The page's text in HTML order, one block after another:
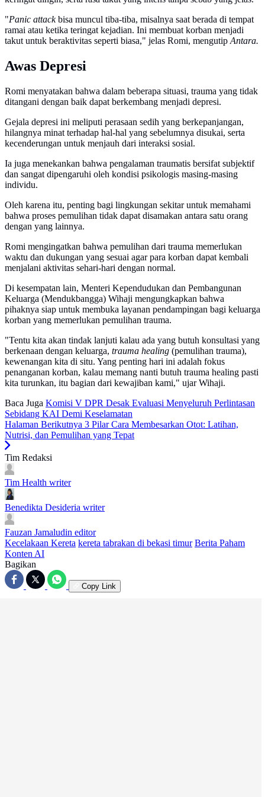
"Panic attackbisa muncul tiba-tiba, misalnya saat berada di tempat
ramai atau ketika teringat kejadian. Ini membuat korban menjadi
takut untuk beraktivitas seperti biasa," jelas Romi, mengutipAntara.
Awas Depresi
Romi menyatakan bahwa dalam beberapa situasi, trauma yang tidak
ditangani dengan baik dapat berkembang menjadi depresi.
Gejala depresi ini meliputi perasaan sedih yang berkepanjangan,
hilangnya minat terhadap hal-hal yang sebelumnya disukai, serta
kecenderungan untuk menjauh dari interaksi sosial.
Ia juga menekankan bahwa pengalaman traumatis bersifat subjektif
dan sangat dipengaruhi oleh kondisi psikologis masing-masing
individu.
Oleh karena itu, penting bagi lingkungan sekitar untuk memahami
bahwa proses pemulihan tidak dapat disamakan antara satu orang
dengan yang lainnya.
Romi mengingatkan bahwa pemulihan dari trauma memerlukan
waktu dan dukungan yang sesuai agar para korban dapat kembali
menjalani aktivitas sehari-hari dengan normal.
Di kesempatan lain, Menteri Kependudukan dan Pembangunan
Keluarga (Mendukbangga) Wihaji mengungkapkan bahwa
pihaknya siap untuk membuka layanan pendampingan bagi keluarga
korban yang memerlukan pemulihan trauma.
"Tentu kita akan tindak lanjuti kalau ada yang butuh konsultasi yang
berkenaan dengan keluarga, trauma healing (pemulihan trauma),
kewenangan kita di situ. Yang penting hari ini adalah fokus
penanganan korban, kalau memang nanti butuh trauma healing pasti
kita turunkan, itu bagian dari kewajiban kami," ujar Wihaji.
Baca Juga Komisi V DPR Desak Evaluasi Menyeluruh Perlintasan
Sebidang KAI Demi Keselamatan
Halaman Berikutnya 3 Pilar Cara Membesarkan Otot: Latihan,
Nutrisi, dan Pemulihan yang Tepat
Tim Redaksi
Tim Health writer
Benedikta Desideria writer
Fauzan Jamaludin editor
Kecelakaan Kereta kereta tabrakan di bekasi timur Berita Paham
Konten AI
Bagikan
Copy Link